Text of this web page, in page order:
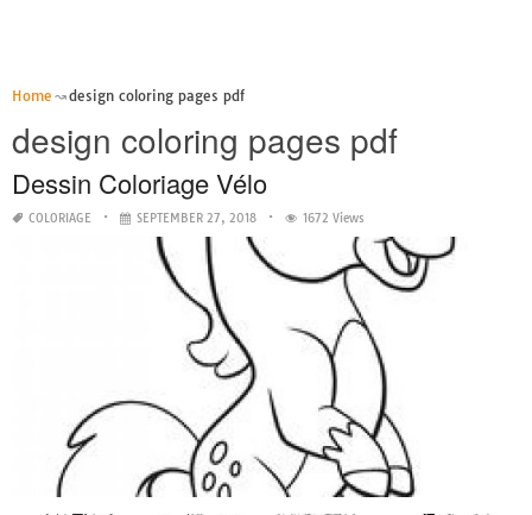
Home design coloring pages pdf
design coloring pages pdf
Dessin Coloriage Vélo
COLORIAGE SEPTEMBER 27, 2018 1672 Views